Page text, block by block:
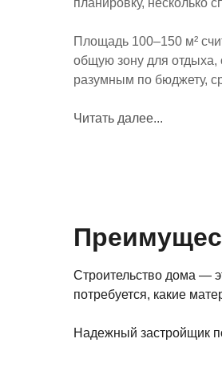
планировку, несколько
Площадь 100–150 м²
общую зону для отдыха,
разумным по бюджету,
Читать далее...
Строительство дома —
потребуется, какие
Надежный застройщик